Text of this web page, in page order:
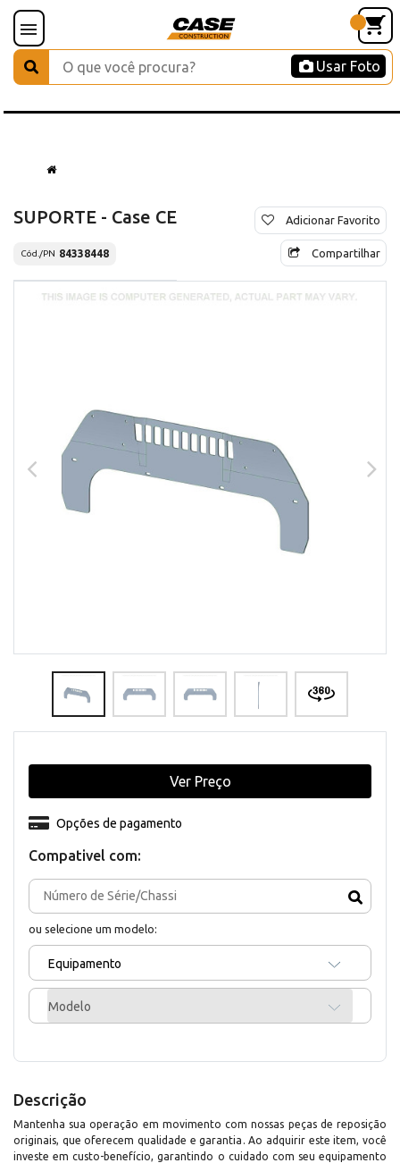
Usar Foto
SUPORTE - Case CE
Cód./PN 84338448
Adicionar Favorito
Compartilhar
Compativel com:
ou selecione um modelo:
Equipamento
Modelo
Opções de pagamento
Ver Preço
Descrição
Mantenha sua operação em movimento com nossas peças de reposição
originais, que oferecem qualidade e garantia. Ao adquirir este item, você
investe em custo-benefício, garantindo o cuidado com seu equipamento